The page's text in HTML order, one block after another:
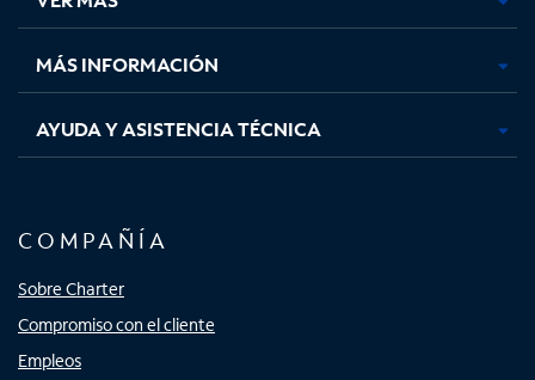
pestaña
nueva
pestaña
nueva
pestaña
nuevanueva
MÁS INFORMACIÓN
AYUDA Y ASISTENCIA TÉCNICA
COMPAÑÍA
Sobre Charter
Compromiso con el cliente
Empleos